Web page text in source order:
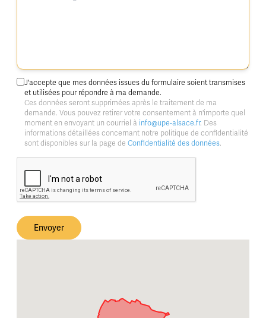
J'accepte que mes données issues du formulaire soient transmises
et utilisées pour répondre à ma demande.
Ces données seront supprimées après le traitement de ma
demande. Vous pouvez retirer votre consentement à n'importe quel
moment en envoyant un courriel à info@upe-alsace.fr. Des
informations détaillées concernant notre politique de confidentialité
sont disponibles sur la page de Confidentialité des données.